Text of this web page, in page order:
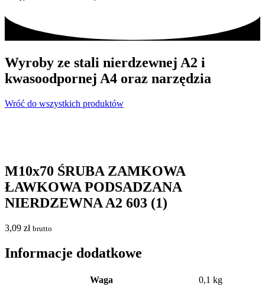
Wyroby ze stali nierdzewnej A2 i
kwasoodpornej A4 oraz narzędzia
Wróć do wszystkich produktów
M10x70 ŚRUBA ZAMKOWA
ŁAWKOWA PODSADZANA
NIERDZEWNA A2 603 (1)
3,09 zł brutto
Informacje dodatkowe
Waga 0,1 kg